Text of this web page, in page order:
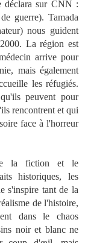
déclara sur CNN :
guerre). Tamada
nous guident
La région est
arrive pour
mais également
les réfugiés.
peuvent pour
rencontrent et qui
face à l'horreur
la fiction et le
historiques, les
s'inspire tant de la
de l'histoire,
dans le chaos
noir et blanc ne